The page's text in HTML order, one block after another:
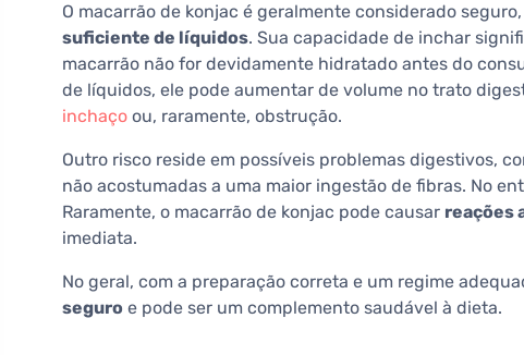
O macarrão de konjac é geralmente considerado
suficiente de líquidos. Sua capacidade de inchar
macarrão não for devidamente hidratado antes do
de líquidos, ele pode aumentar de volume no trato
inchaço ou, raramente, obstrução.
Outro risco reside em possíveis problemas digestivos,
não acostumadas a uma maior ingestão de fibras. No
Raramente, o macarrão de konjac pode causar reações
imediata.
No geral, com a preparação correta e um regime
seguro e pode ser um complemento saudável à dieta.